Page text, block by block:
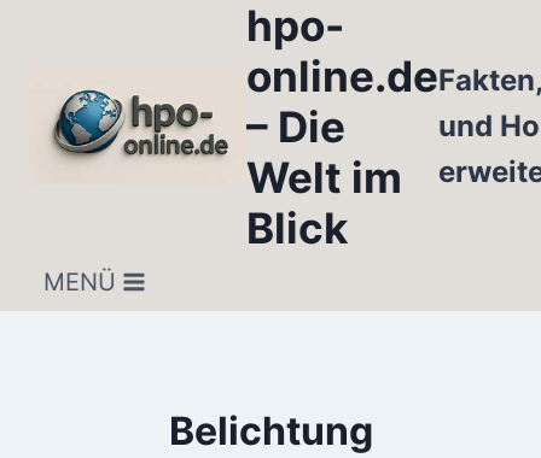
hpo-
online.de
– Die
Welt im
Blick
und
MENÜ
Belichtung